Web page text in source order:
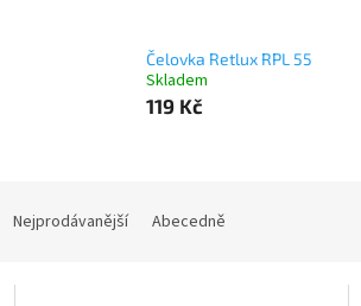
Čelovka Retlux RPL 55
Skladem
119 Kč
Nejprodávanější Abecedně